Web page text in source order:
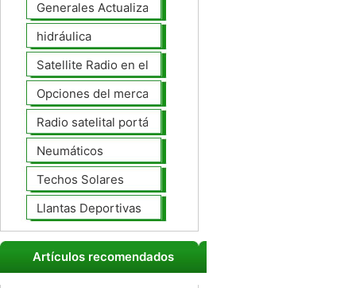
Generales Actualizaciones Auto
hidráulica
Satellite Radio en el tablero
Opciones del mercado de accesorios del interior
Radio satelital portátil
Neumáticos
Techos Solares
Llantas Deportivas
Artículos recomendados